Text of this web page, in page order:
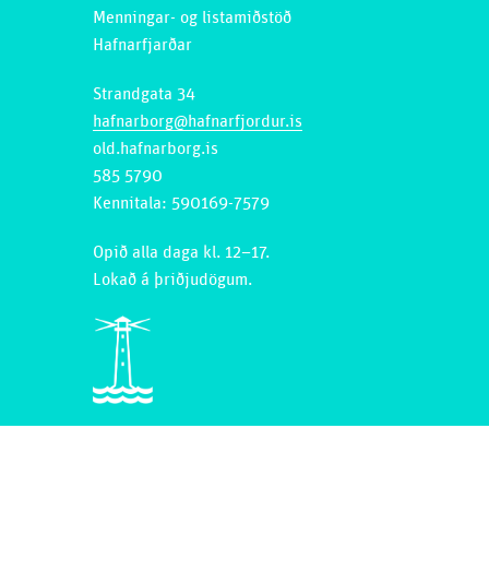
Menningar- og listamiðstöð
Hafnarfjarðar
Strandgata 34
hafnarborg@hafnarfjordur.is
old.hafnarborg.is
585 5790
Kennitala: 590169-7579
Opið alla daga kl. 12–17.
Lokað á þriðjudögum.